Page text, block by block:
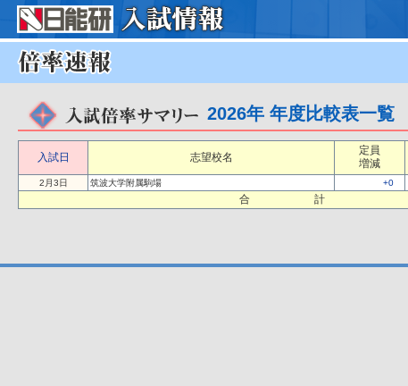
2026年 年度比較表一覧
入試日 志望校名
定員
増減
2月3日
筑波大学附属駒場 +0
合 計